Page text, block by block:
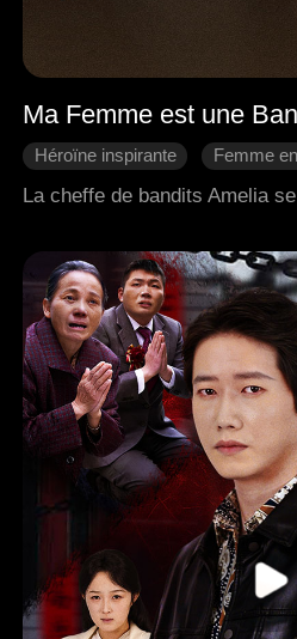
Ma Femme est une
Héroïne inspirante
Femme